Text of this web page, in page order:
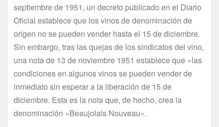
septiembre de 1951, un decreto publicado en el Diario
Oficial establece que los vinos de denominación de
origen no se pueden vender hasta el 15 de diciembre.
Sin embargo, tras las quejas de los sindicatos del vino,
una nota de 13 de noviembre 1951 establece que «las
condiciones en algunos vinos se pueden vender de
inmediato sin esperar a la liberación de 15 de
diciembre. Esta es la nota que, de hecho, crea la
denominación «Beaujolais Nouveau».